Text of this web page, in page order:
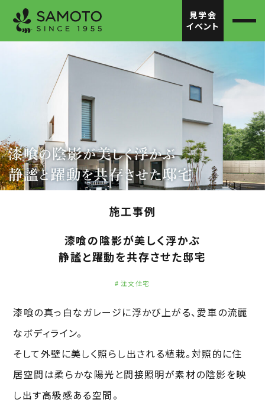
施工事例
漆喰の陰影が美しく浮かぶ
静謐と躍動を共存させた邸宅
注文住宅
漆喰の真っ白なガレージに浮かび上がる、愛車の流麗
なボディライン。
そして外壁に美しく照らし出される植栽。対照的に住
居空間は柔らかな陽光と間接照明が素材の陰影を映
し出す高級感ある空間。
見学会
イベント